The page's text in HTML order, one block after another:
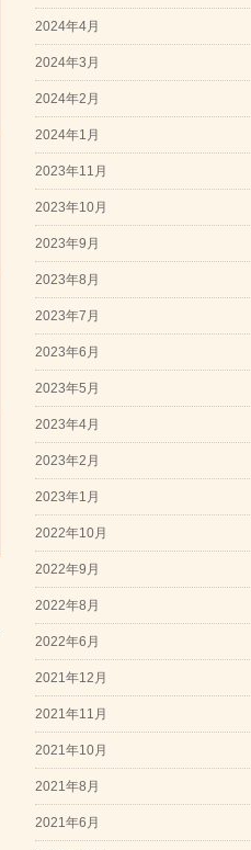
2024年4月
2024年3月
2024年2月
2024年1月
2023年11月
2023年10月
2023年9月
2023年8月
2023年7月
2023年6月
2023年5月
2023年4月
2023年2月
2023年1月
2022年10月
2022年9月
2022年8月
2022年6月
2021年12月
2021年11月
2021年10月
2021年8月
2021年6月